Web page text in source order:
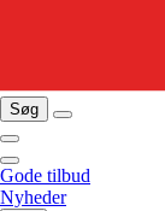
Søg
Gode tilbud
Nyheder